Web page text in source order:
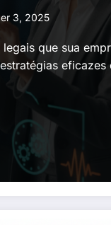
3, 2025
que sua
eficazes